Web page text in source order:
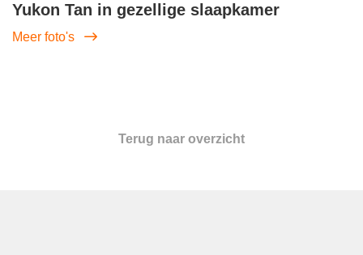
Yukon Tan in gezellige slaapkamer
Meer foto's
Terug naar overzicht